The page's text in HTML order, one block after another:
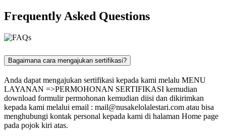
Frequently Asked Questions
Bagaimana cara mengajukan sertifikasi?
Anda dapat mengajukan sertifikasi kepada kami melalu MENU
LAYANAN =>PERMOHONAN SERTIFIKASI kemudian
download formulir permohonan kemudian diisi dan dikirimkan
kepada kami melalui email : mail@nusakelolalestari.com atau bisa
menghubungi kontak personal kepada kami di halaman Home page
pada pojok kiri atas.